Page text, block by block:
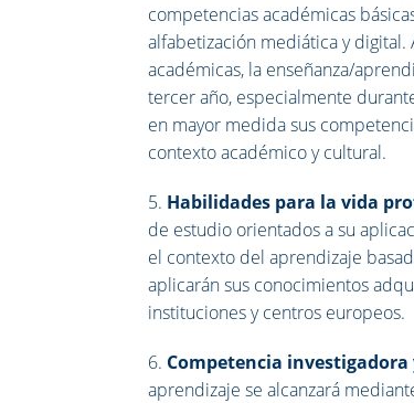
competencias académicas
alfabetización mediática y
académicas, la enseñanza/
tercer año, especialmente
en mayor medida sus
contexto académico y cultural.
5. Habilidades para la vida
de estudio orientados a su
el contexto del aprendizaje
aplicarán sus conocimientos
instituciones y centros europeos.
6. Competencia
aprendizaje se alcanzará